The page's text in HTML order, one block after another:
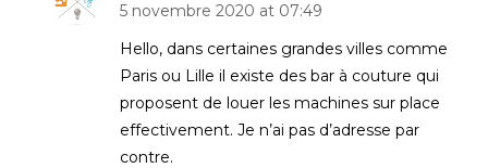
5 novembre 2020 at 07:49
Hello, dans certaines grandes villes comme
Paris ou Lille il existe des bar à couture qui
proposent de louer les machines sur place
effectivement. Je n’ai pas d’adresse par
contre.